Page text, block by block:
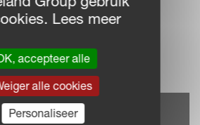
Lees meer
accepteer alle
alle cookies
Personaliseer